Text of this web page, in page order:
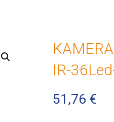
IR-
51,76 €